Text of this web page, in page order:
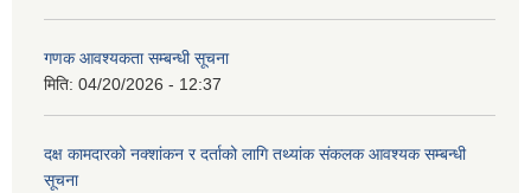
गणक आवश्यकता सम्बन्धी सूचना
मिति: 04/20/2026 - 12:37
दक्ष कामदारको नक्शांकन र दर्ताको लागि तथ्यांक संकलक आवश्यक सम्बन्धी
सूचना